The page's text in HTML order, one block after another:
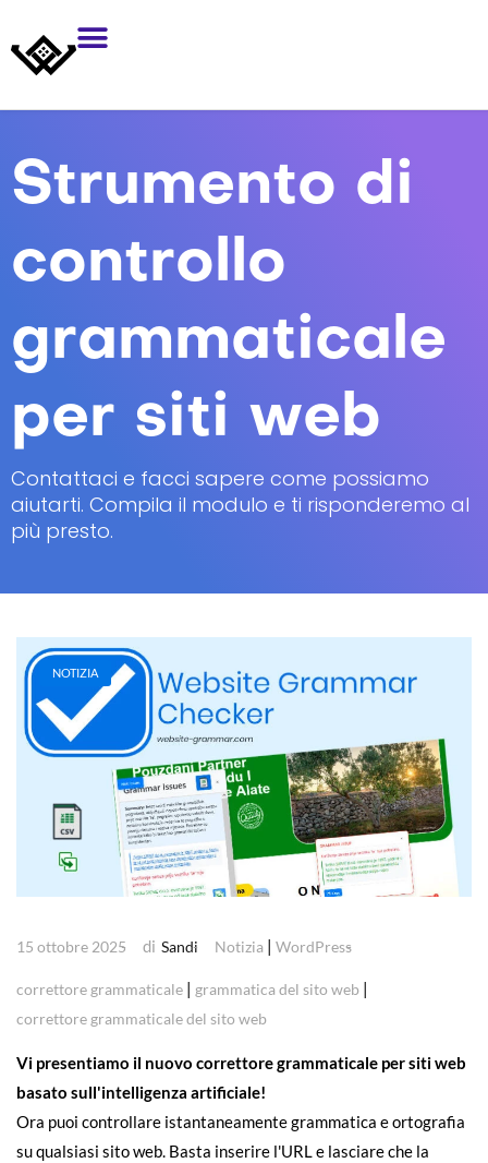
Strumento di
controllo
grammaticale
per siti web
Contattaci e facci sapere come possiamo
aiutarti. Compila il modulo e ti risponderemo al
più presto.
NOTIZIA
15 ottobre 2025 di Sandi Notizia WordPress
correttore grammaticale grammatica del sito web
correttore grammaticale del sito web
Vi presentiamo il nuovo correttore grammaticale per siti web
basato sull'intelligenza artificiale!
Ora puoi controllare istantaneamente grammatica e ortografia
su qualsiasi sito web. Basta inserire l'URL e lasciare che la